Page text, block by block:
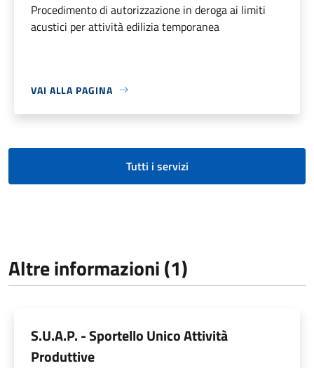
Procedimento di autorizzazione in deroga ai limiti
acustici per attività edilizia temporanea
VAI ALLA PAGINA
Tutti i servizi
Altre informazioni (1)
S.U.A.P. - Sportello Unico Attività
Produttive